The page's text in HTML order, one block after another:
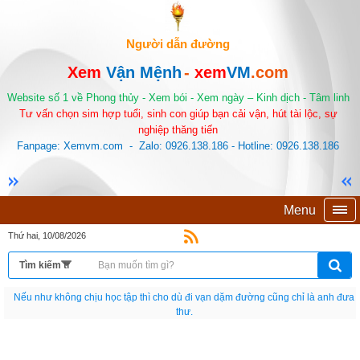
Người dẫn đường
Xem Vận Mệnh- xemVM.com
Website số 1 về Phong thủy - Xem bói - Xem ngày – Kinh dịch - Tâm linh
Tư vấn chọn sim hợp tuổi, sinh con giúp bạn cải vận, hút tài lộc, sự
nghiệp thăng tiến
Fanpage: Xemvm.com - Zalo: 0926.138.186 - Hotline: 0926.138.186
Menu
Thứ hai, 10/08/2026
Nếu như không chịu học tập thì cho dù đi vạn dặm đường cũng chỉ là anh đưa
thư.